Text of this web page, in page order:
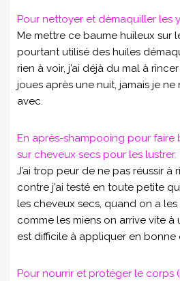
Pour nettoyer et démaquiller les
Me mettre ce baume huileux sur
pourtant utilisé des huiles
rien à voir, j’ai déjà du mal à
joues après une nuit, jamais je
avec.
En après-shampooing pour faire
sur cheveux secs pour les lustrer.
J’ai trop peur de ne pas réussir à
contre j’ai testé en toute petite
les cheveux secs, quand on a les
comme les miens on arrive vite à
est difficile à appliquer en bonne
Pour nourrir et protéger le corps